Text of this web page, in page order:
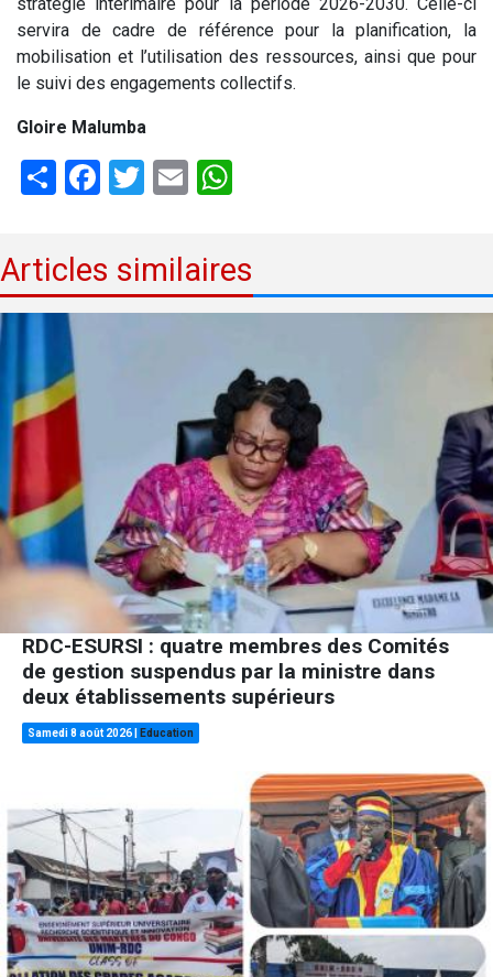
servira de cadre de référence pour la planification, la
mobilisation et l’utilisation des ressources, ainsi que pour
le suivi des engagements collectifs.
Gloire Malumba
ShareFacebook
Twitter
Email
Articles similaires
RDC-ESURSI : quatre membres des Comités
de gestion suspendus par la ministre dans
deux établissements supérieurs
Samedi 8 août 2026 Education